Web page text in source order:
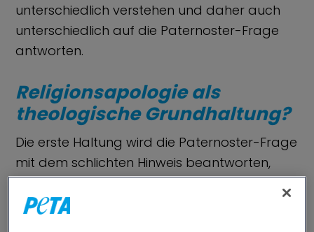
unterschiedlich verstehen und daher auch
unterschiedlich auf die Paternoster-Frage
antworten.
Religionsapologie als
theologische Grundhaltung?
Die erste Haltung wird die Paternoster-Frage
mit dem schlichten Hinweis beantworten,
dass beide Phänomene nichts miteinander
zu tun haben: Die Tatsache, dass